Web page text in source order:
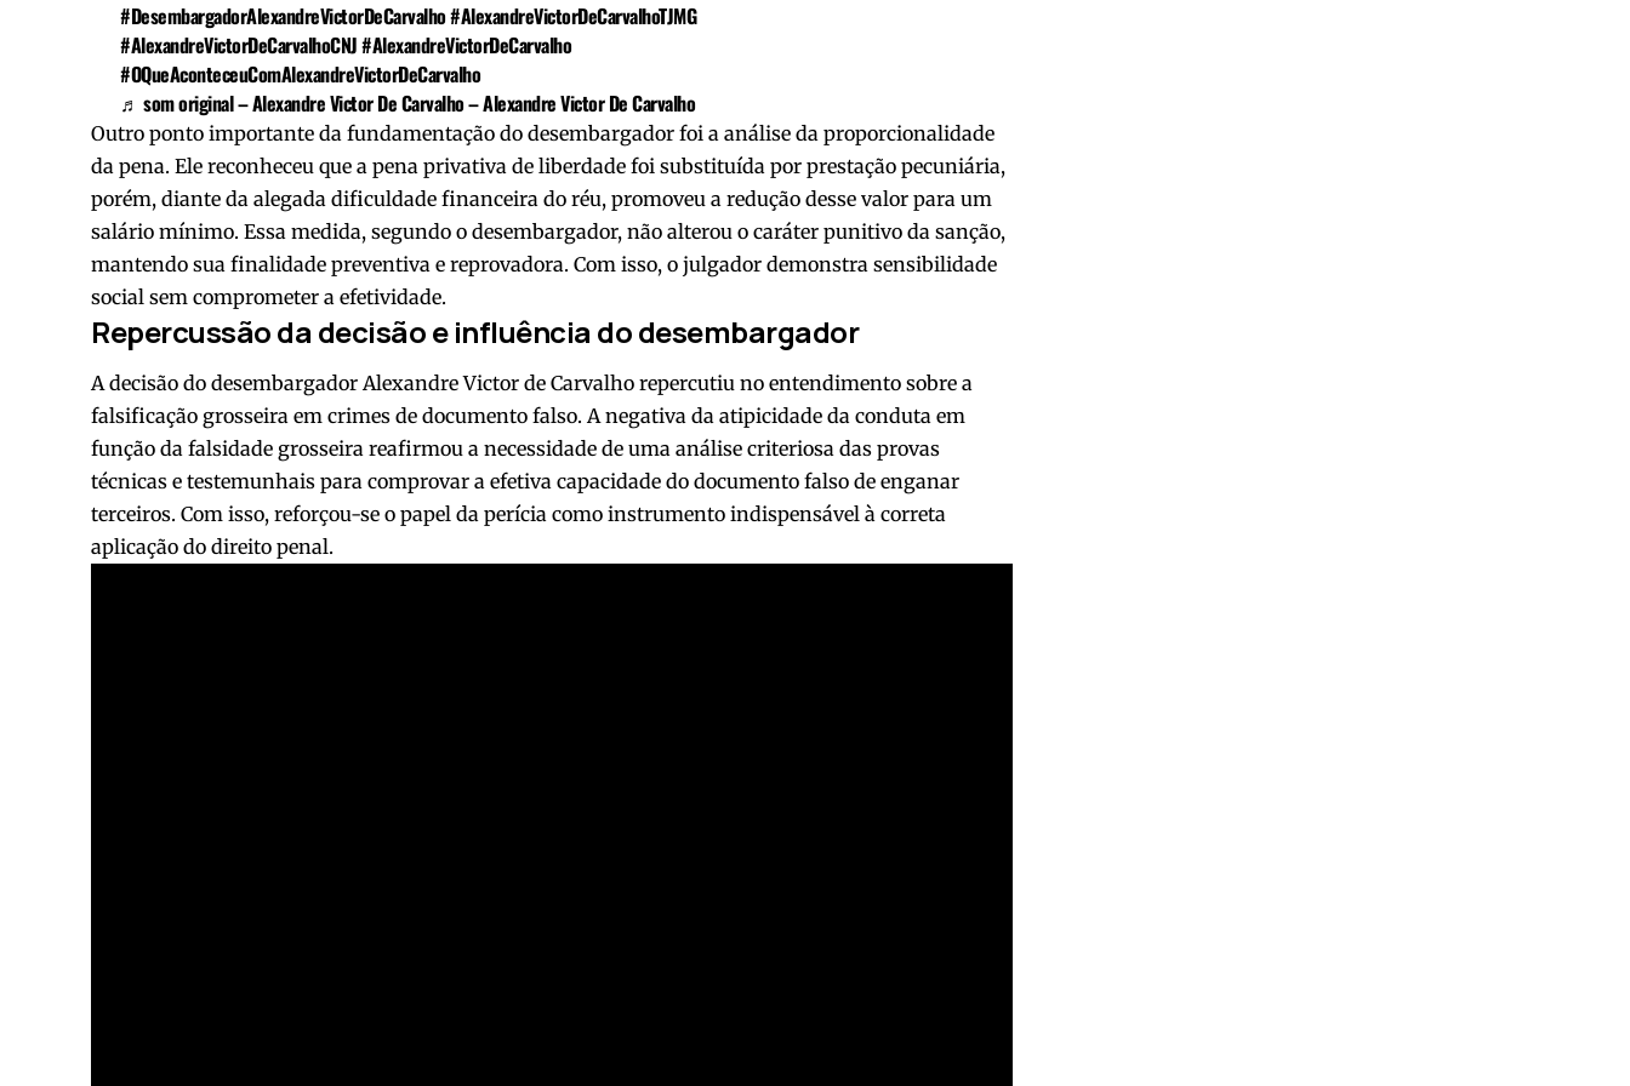
#DesembargadorAlexandreVictorDeCarvalho#AlexandreVictorDeCarvalhoTJMG
#AlexandreVictorDeCarvalhoCNJ#AlexandreVictorDeCarvalho
#OQueAconteceuComAlexandreVictorDeCarvalho
♬ som original – Alexandre Victor De Carvalho – Alexandre Victor De Carvalho
Outro ponto importante da fundamentação do desembargador foi a análise da proporcionalidade
da pena. Ele reconheceu que a pena privativa de liberdade foi substituída por prestação pecuniária,
porém, diante da alegada dificuldade financeira do réu, promoveu a redução desse valor para um
salário mínimo. Essa medida, segundo o desembargador, não alterou o caráter punitivo da sanção,
mantendo sua finalidade preventiva e reprovadora. Com isso, o julgador demonstra sensibilidade
social sem comprometer a efetividade.
Repercussão da decisão e influência do desembargador
A decisão do desembargador Alexandre Victor de Carvalho repercutiu no entendimento sobre a
falsificação grosseira em crimes de documento falso. A negativa da atipicidade da conduta em
função da falsidade grosseira reafirmou a necessidade de uma análise criteriosa das provas
técnicas e testemunhais para comprovar a efetiva capacidade do documento falso de enganar
terceiros. Com isso, reforçou-se o papel da perícia como instrumento indispensável à correta
aplicação do direito penal.